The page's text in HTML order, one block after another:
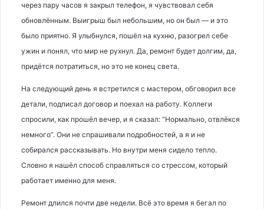
через пару часов я закрыл телефон, я чувствовал себя
обновлённым. Выигрыш был небольшим, но он был — и это
было приятно. Я улыбнулся, пошёл на кухню, разогрел себе
ужин и понял, что мир не рухнул. Да, ремонт будет долгим, да,
придётся потратиться, но это не конец света.
На следующий день я встретился с мастером, обговорил все
детали, подписал договор и поехал на работу. Коллеги
спросили, как прошёл вечер, и я сказал: “Нормально, отвлёкся
немного”. Они не спрашивали подробностей, а я и не
собирался рассказывать. Но внутри меня сидело тепло.
Словно я нашёл способ справляться со стрессом, который
работает именно для меня.
Ремонт длился почти две недели. Всё это время я бегал по